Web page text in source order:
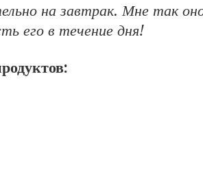
на завтрак. Мне так
его в течение дня!